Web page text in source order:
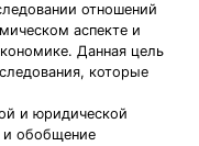
отношений
аспекте и
Данная цель
которые
и юридической
и обобщение